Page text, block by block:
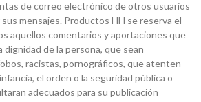
de correo electrónico de otros usuarios
mensajes. Productos HH se reserva el
aquellos comentarios y aportaciones que
de la persona, que sean
racistas, pornográficos, que atenten
el orden o la seguridad pública o
adecuados para su publicación